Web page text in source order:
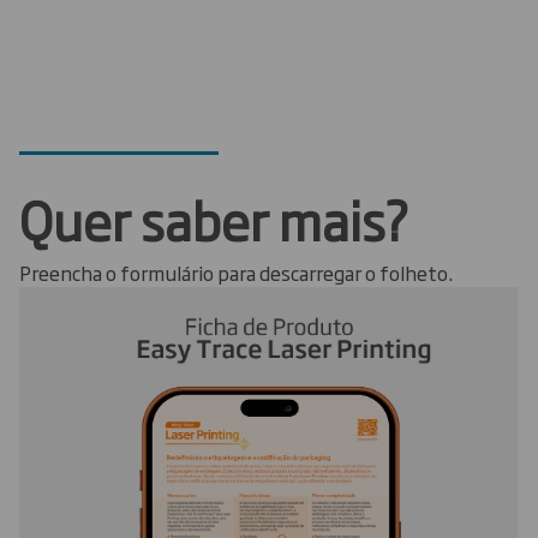
Quer saber mais?
Preencha o formulário para descarregar o folheto.